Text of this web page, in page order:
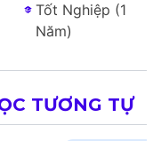
Tốt Nghiệp (1
Năm)
TƯƠNG TỰ